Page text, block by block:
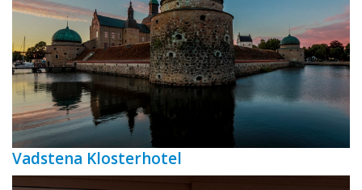
Vadstena Klosterhotel